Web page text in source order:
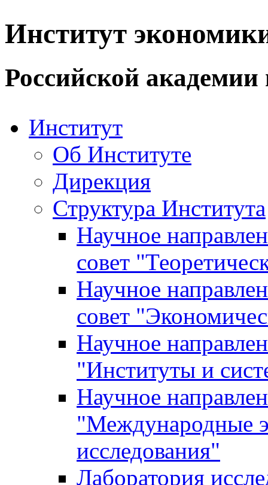
Институт
Российской академии
Институт
Об Институте
Дирекция
Структура Института
Научное
совет
Научное
совет
Научное
"Институты и
Научное
"Международные
исследования"
Лаборатория